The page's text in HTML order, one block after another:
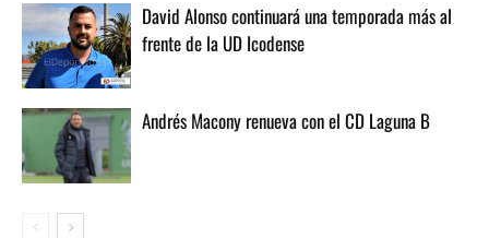
David Alonso continuará una temporada más al
frente de la UD Icodense
Andrés Macony renueva con el CD Laguna B